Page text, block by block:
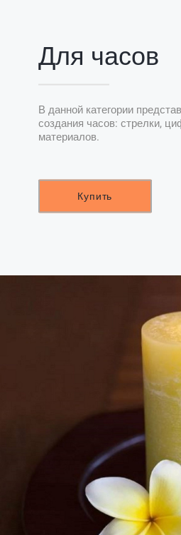
Для часов
В данной категории
создания часов: стрелки,
материалов.
Купить